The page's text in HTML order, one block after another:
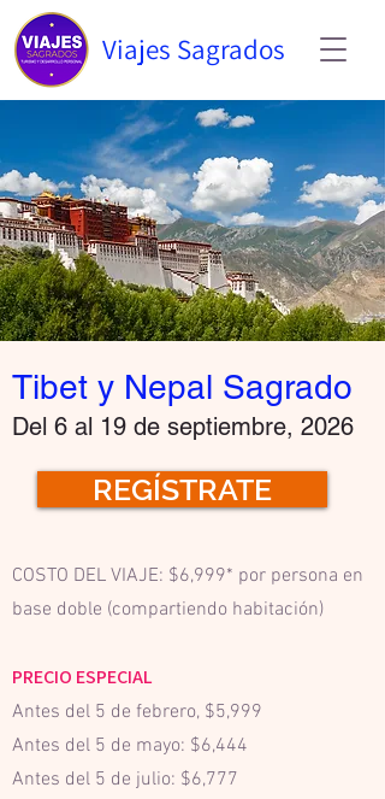
Viajes Sagrados
Tibet y Nepal Sagrado
Del 6 al 19 de septiembre, 2026
REGÍSTRATE
COSTO DEL VIAJE: $6,999* por persona en
base doble (compartiendo habitación)
PRECIO ESPECIAL
Antes del 5 de febrero, $5,999
Antes del 5 de mayo: $6,444
Antes del 5 de julio: $6,777